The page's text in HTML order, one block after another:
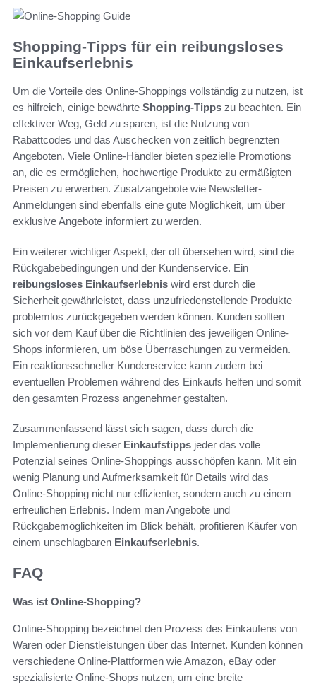
Shopping-Tipps für ein reibungsloses
Einkaufserlebnis
Um die Vorteile des Online-Shoppings vollständig zu nutzen, ist
es hilfreich, einige bewährte Shopping-Tipps zu beachten. Ein
effektiver Weg, Geld zu sparen, ist die Nutzung von
Rabattcodes und das Auschecken von zeitlich begrenzten
Angeboten. Viele Online-Händler bieten spezielle Promotions
an, die es ermöglichen, hochwertige Produkte zu ermäßigten
Preisen zu erwerben. Zusatzangebote wie Newsletter-
Anmeldungen sind ebenfalls eine gute Möglichkeit, um über
exklusive Angebote informiert zu werden.
Ein weiterer wichtiger Aspekt, der oft übersehen wird, sind die
Rückgabebedingungen und der Kundenservice. Ein
reibungsloses Einkaufserlebnis wird erst durch die
Sicherheit gewährleistet, dass unzufriedenstellende Produkte
problemlos zurückgegeben werden können. Kunden sollten
sich vor dem Kauf über die Richtlinien des jeweiligen Online-
Shops informieren, um böse Überraschungen zu vermeiden.
Ein reaktionsschneller Kundenservice kann zudem bei
eventuellen Problemen während des Einkaufs helfen und somit
den gesamten Prozess angenehmer gestalten.
Zusammenfassend lässt sich sagen, dass durch die
Implementierung dieser Einkaufstipps jeder das volle
Potenzial seines Online-Shoppings ausschöpfen kann. Mit ein
wenig Planung und Aufmerksamkeit für Details wird das
Online-Shopping nicht nur effizienter, sondern auch zu einem
erfreulichen Erlebnis. Indem man Angebote und
Rückgabemöglichkeiten im Blick behält, profitieren Käufer von
einem unschlagbaren Einkaufserlebnis.
FAQ
Was ist Online-Shopping?
Online-Shopping bezeichnet den Prozess des Einkaufens von
Waren oder Dienstleistungen über das Internet. Kunden können
verschiedene Online-Plattformen wie Amazon, eBay oder
spezialisierte Online-Shops nutzen, um eine breite